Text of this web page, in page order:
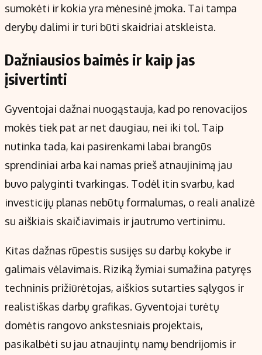
sumokėti ir kokia yra mėnesinė įmoka. Tai tampa
derybų dalimi ir turi būti skaidriai atskleista.
Dažniausios baimės ir kaip jas
įsivertinti
Gyventojai dažnai nuogąstauja, kad po renovacijos
mokės tiek pat ar net daugiau, nei iki tol. Taip
nutinka tada, kai pasirenkami labai brangūs
sprendiniai arba kai namas prieš atnaujinimą jau
buvo palyginti tvarkingas. Todėl itin svarbu, kad
investicijų planas nebūtų formalumas, o reali analizė
su aiškiais skaičiavimais ir jautrumo vertinimu.
Kitas dažnas rūpestis susijęs su darbų kokybe ir
galimais vėlavimais. Riziką žymiai sumažina patyręs
techninis prižiūrėtojas, aiškios sutarties sąlygos ir
realistiškas darbų grafikas. Gyventojai turėtų
domėtis rangovo ankstesniais projektais,
pasikalbėti su jau atnaujintų namų bendrijomis ir